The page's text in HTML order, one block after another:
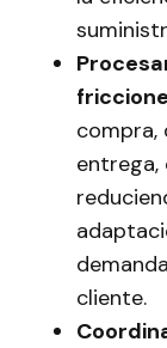
compra,
cliente.